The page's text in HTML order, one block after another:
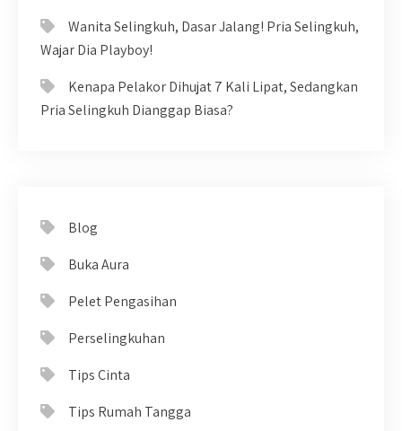
Wanita Selingkuh, Dasar Jalang! Pria Selingkuh,
Wajar Dia Playboy!
Kenapa Pelakor Dihujat 7 Kali Lipat, Sedangkan
Pria Selingkuh Dianggap Biasa?
Blog
Buka Aura
Pelet Pengasihan
Perselingkuhan
Tips Cinta
Tips Rumah Tangga